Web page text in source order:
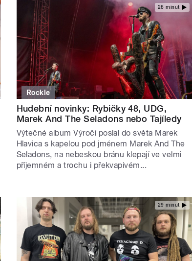
26 minut
Rockle
Hudební novinky: Rybičky 48, UDG,
Marek And The Seladons nebo Tajíledy
Výtečné album Výročí poslal do světa Marek
Hlavica s kapelou pod jménem Marek And The
Seladons, na nebeskou bránu klepají ve velmi
příjemném a trochu i překvapivém...
29 minut